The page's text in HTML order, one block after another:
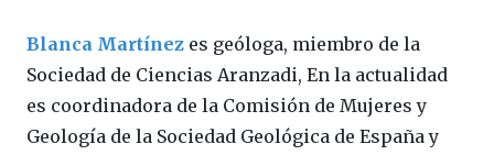
Blanca Martínez es geóloga, miembro de la
Sociedad de Ciencias Aranzadi, En la actualidad
es coordinadora de la Comisión de Mujeres y
Geología de la Sociedad Geológica de España y